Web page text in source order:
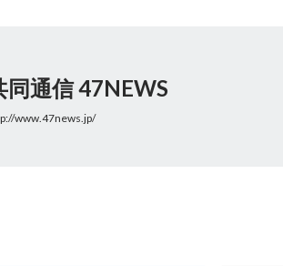
同通信 47NEWS
www.47news.jp/